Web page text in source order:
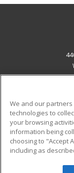
Military
Financial
Help
We and our
technologies to
your browsing
information being
choosing to "Accept
including as